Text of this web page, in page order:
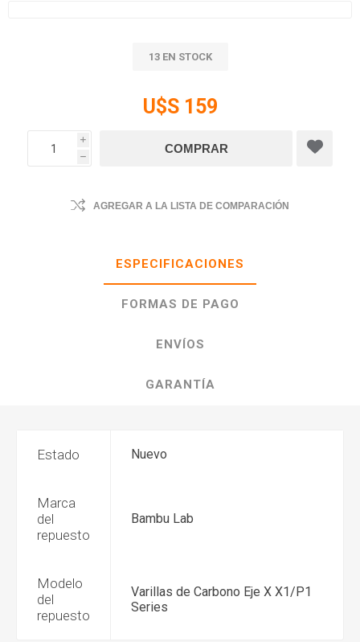
13 EN STOCK
U$S 159
i
h
AGREGAR A LA LISTA DE COMPARACIÓN
ESPECIFICACIONES
FORMAS DE PAGO
ENVÍOS
GARANTÍA
Estado Nuevo
Marca
del
repuesto
Bambu Lab
Modelo
del
repuesto
Varillas de Carbono Eje X X1/P1
Series